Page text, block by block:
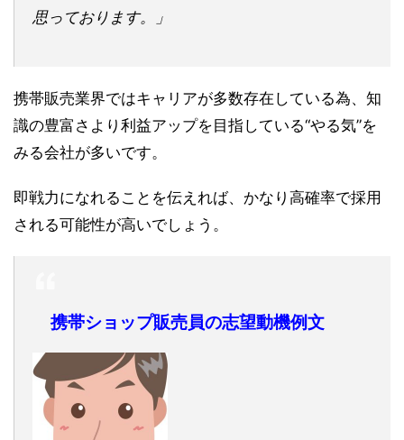
思っております。」
携帯販売業界ではキャリアが多数存在している為、知
識の豊富さより利益アップを目指している“やる気”を
みる会社が多いです。
即戦力になれることを伝えれば、かなり高確率で採用
される可能性が高いでしょう。
携帯ショップ販売員の志望動機例文